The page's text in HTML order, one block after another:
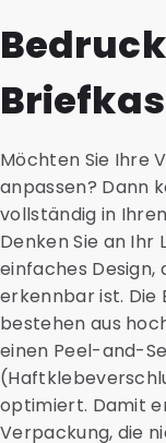
Möchten Sie Ihre
anpassen? Dann
vollständig in
Denken Sie an Ihr
einfaches Design,
erkennbar ist. Die
bestehen aus
einen Peel-and-
optimiert. Damit
Verpackung, die